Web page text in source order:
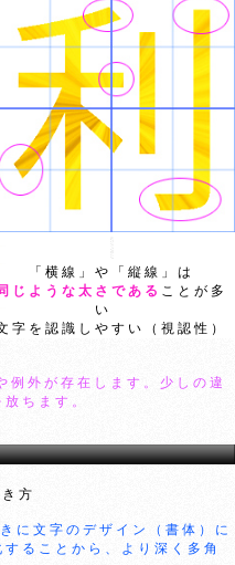
「横線」や「縦線」は
じような太さである ことが多
い
字を認識しやすい（視認性）
例外が存在します。少しの違
ちます。
方
に文字のデザイン（書体）に
ることから、より深く多角